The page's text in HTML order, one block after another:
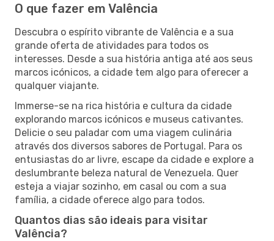
O que fazer em Valência
Descubra o espírito vibrante de Valência e a sua
grande oferta de atividades para todos os
interesses. Desde a sua história antiga até aos seus
marcos icónicos, a cidade tem algo para oferecer a
qualquer viajante.
Immerse-se na rica história e cultura da cidade
explorando marcos icónicos e museus cativantes.
Delicie o seu paladar com uma viagem culinária
através dos diversos sabores de Portugal. Para os
entusiastas do ar livre, escape da cidade e explore a
deslumbrante beleza natural de Venezuela. Quer
esteja a viajar sozinho, em casal ou com a sua
família, a cidade oferece algo para todos.
Quantos dias são ideais para visitar
Valência?